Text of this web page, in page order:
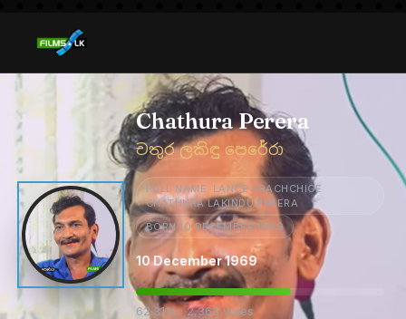
Chathura Perera
චතුර ලකිඳු පෙරේරා
FULL NAME: LANCE ARACHCHIGE
CHATHURA LAKINDU PERERA
BORN 10 DECEMBER 1969
10 December 1969
62.31% · 2,363 votes